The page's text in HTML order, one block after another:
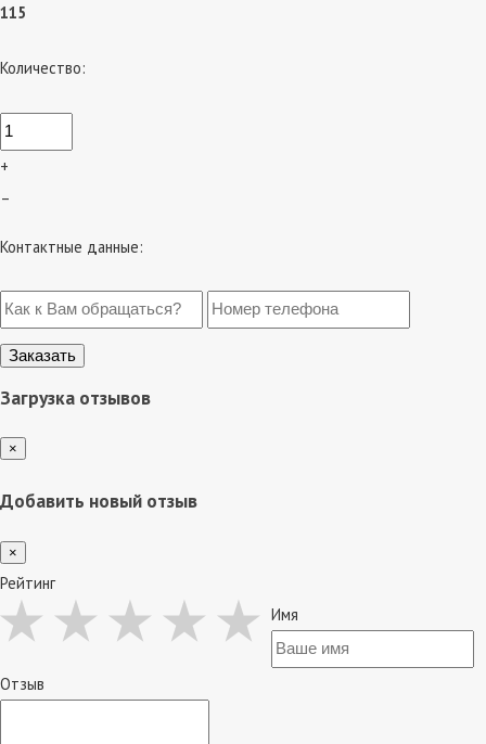
115
Количество:
+
–
Контактные данные:
Загрузка отзывов
×
Добавить новый отзыв
×
Рейтинг
Имя
Отзыв